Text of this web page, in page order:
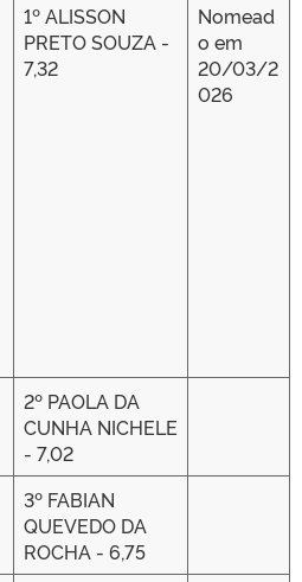
1º ALISSON
PRETO SOUZA -
7,32
Nomead
o em
20/03/2
026
2º PAOLA DA
CUNHA NICHELE
- 7,02
3º FABIAN
QUEVEDO DA
ROCHA - 6,75